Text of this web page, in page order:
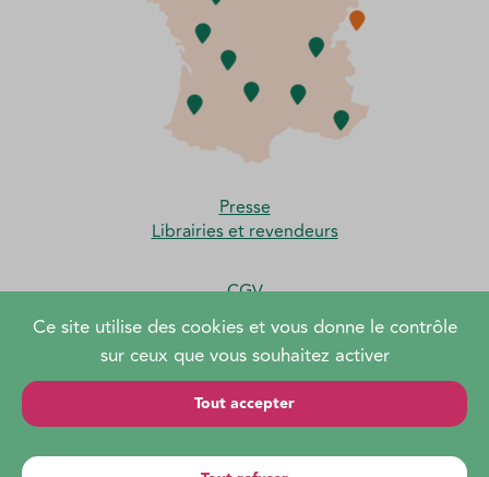
Ce site utilise des cookies et vous donne le contrôle
sur ceux que vous souhaitez activer
Tout accepter
Presse
Librairies et revendeurs
CGV
Moyens de paiement et frais de port